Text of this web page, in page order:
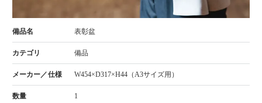
表彰盆
備品
W454×D317×H44（A3サイズ用）
1